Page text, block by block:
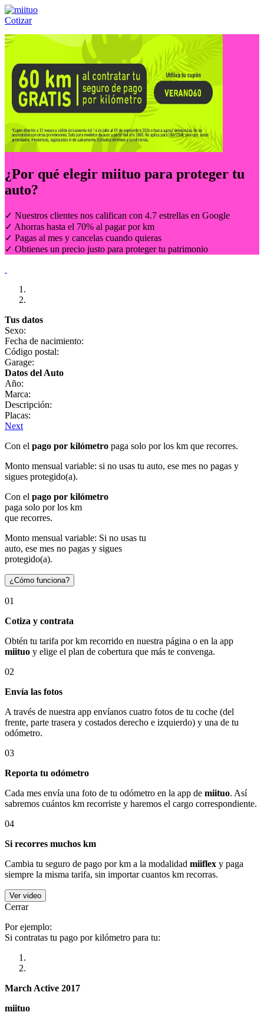
Cotizar
Llámanos al:(55) 84-21-05-00 ó
¿Por qué elegir miituo para proteger tu
auto?
✓ Nuestros clientes nos califican con 4.7 estrellas en Google
✓ Ahorras hasta el 70% al pagar por km
✓ Pagas al mes y cancelas cuando quieras
✓ Obtienes un precio justo para proteger tu patrimonio
Tus datos
Sexo:
Fecha de nacimiento:
Código postal:
Garage:
Datos del Auto
Año:
Marca:
Descripción:
Placas:
Next
Con el pago por kilómetro paga solo por los km que recorres.
Monto mensual variable: si no usas tu auto, ese mes no pagas y
sigues protegido(a).
Con el pago por kilómetro
paga solo por los km
que recorres.
Monto mensual variable: Si no usas tu
auto, ese mes no pagas y sigues
protegido(a).
¿Cómo funciona?
01
Cotiza y contrata
Obtén tu tarifa por km recorrido en nuestra página o en la app
miituo y elige el plan de cobertura que más te convenga.
02
Envía las fotos
A través de nuestra app envíanos cuatro fotos de tu coche (del
frente, parte trasera y costados derecho e izquierdo) y una de tu
odómetro.
03
Reporta tu odómetro
Cada mes envía una foto de tu odómetro en la app de miituo. Así
sabremos cuántos km recorriste y haremos el cargo correspondiente.
04
Si recorres muchos km
Cambia tu seguro de pago por km a la modalidad miiflex y paga
siempre la misma tarifa, sin importar cuantos km recorras.
Ver video
Cerrar
Por ejemplo:
Si contratas tu pago por kilómetro para tu:
March Active 2017
miituo